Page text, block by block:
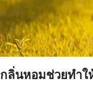
กลิ่นหอมช่วยทำ